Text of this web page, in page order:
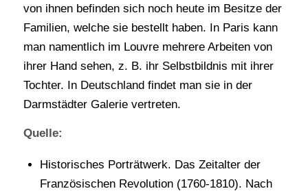
von ihnen befinden sich noch heute im Besitze der
Familien, welche sie bestellt haben. In Paris kann
man namentlich im Louvre mehrere Arbeiten von
ihrer Hand sehen, z. B. ihr Selbstbildnis mit ihrer
Tochter. In Deutschland findet man sie in der
Darmstädter Galerie vertreten.
Quelle:
Historisches Porträtwerk. Das Zeitalter der
Französischen Revolution (1760-1810). Nach